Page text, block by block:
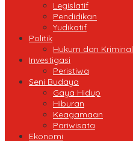
Legislatif
Pendidikan
Yudikatif
Politik
Hukum dan Kriminal
Investigasi
Peristiwa
Seni Budaya
Gaya Hidup
Hiburan
Keagamaan
Pariwisata
Ekonomi